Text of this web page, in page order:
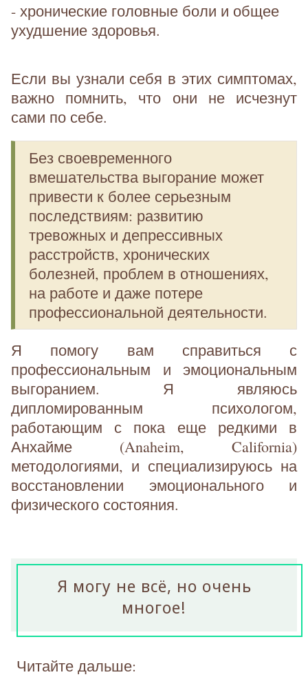
- хронические головные боли и общее
ухудшение здоровья.
Если вы узнали себя в этих симптомах,
важно помнить, что они не исчезнут
сами по себе.
Без своевременного
вмешательства выгорание может
привести к более серьезным
последствиям: развитию
тревожных и депрессивных
расстройств, хронических
болезней, проблем в отношениях,
на работе и даже потере
профессиональной деятельности.
Я помогу вам справиться с
профессиональным и эмоциональным
выгоранием. Я являюсь
дипломированным психологом,
работающим с пока еще редкими в
Анхайме (Anaheim, California)
методологиями, и специализируюсь на
восстановлении эмоционального и
физического состояния.
Я могу не всё, но очень
многое!
Читайте дальше: